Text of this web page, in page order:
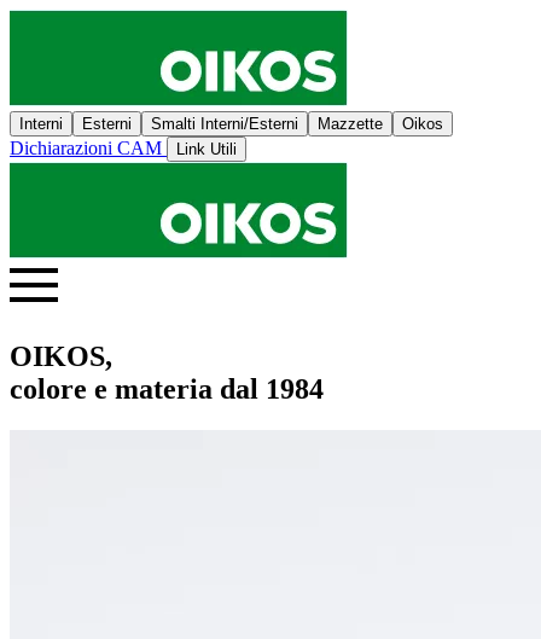
Interni Esterni Smalti Interni/Esterni Mazzette Oikos
Dichiarazioni CAM Link Utili
OIKOS,
colore e materia dal 1984